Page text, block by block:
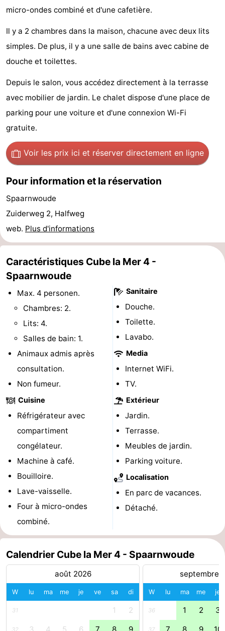
vélo
Vie
Nocturne
Aliments
et
Boissons
Shopping
-
Marchés
-
Grands
Magasins
Faire
du
Événements
Canaux
Coffeeshops
Capitale
homosexuelle
Quartier
Ville
diamant
dans
centre
Parcs
jardins
de
ville
Environs
Hollande
Nord
Hollande
du
Sud
Pratiques
Forum
Transports
en
commun
Route
Gare
Eindhoven
Stationnement
micro-ondes combiné et d'une cafetière.
Il y a 2 chambres dans la maison, chacune avec deux lits
simples. De plus, il y a une salle de bains avec cabine de
douche et toilettes.
Depuis le salon, vous accédez directement à la terrasse
avec mobilier de jardin. Le chalet dispose d'une place de
parking pour une voiture et d'une connexion Wi-Fi
gratuite.
Voir les prix ici et réserver directement en ligne
Pour information et la réservation
Spaarnwoude
Zuiderweg 2, Halfweg
web. Plus d'informations
Caractéristiques Cube la Mer 4 -
Spaarnwoude
Max. 4 personen.
Chambres: 2.
Lits: 4.
Salles de bain: 1.
Animaux admis après
consultation.
Non fumeur.
Cuisine
Réfrigérateur avec
compartiment
congélateur.
Machine à café.
Bouilloire.
Lave-vaisselle.
Four à micro-ondes
combiné.
Sanitaire
Douche.
Toilette.
Lavabo.
Media
Internet WiFi.
TV.
Extérieur
Jardin.
Terrasse.
Meubles de jardin.
Parking voiture.
Localisation
En parc de vacances.
Détaché.
Calendrier Cube la Mer 4 - Spaarnwoude
août 2026
W lu ma me je ve sa di
31 1 2
septembre
W lu ma me je
36 1 2 3